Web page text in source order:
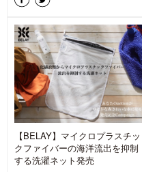
【BELAY】マイクロプラスチッ
クファイバーの海洋流出を抑制
する洗濯ネット発売